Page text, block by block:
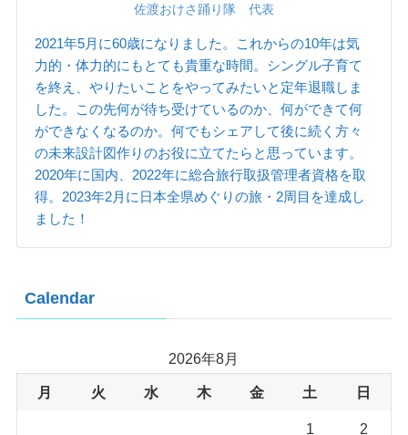
佐渡おけさ踊り隊 代表
2021年5月に60歳になりました。これからの10年は気
力的・体力的にもとても貴重な時間。シングル子育て
を終え、やりたいことをやってみたいと定年退職しま
した。この先何が待ち受けているのか、何ができて何
ができなくなるのか。何でもシェアして後に続く方々
の未来設計図作りのお役に立てたらと思っています。
2020年に国内、2022年に総合旅行取扱管理者資格を取
得。2023年2月に日本全県めぐりの旅・2周目を達成し
ました！
Calendar
2026年8月
月 火 水 木 金 土 日
1 2